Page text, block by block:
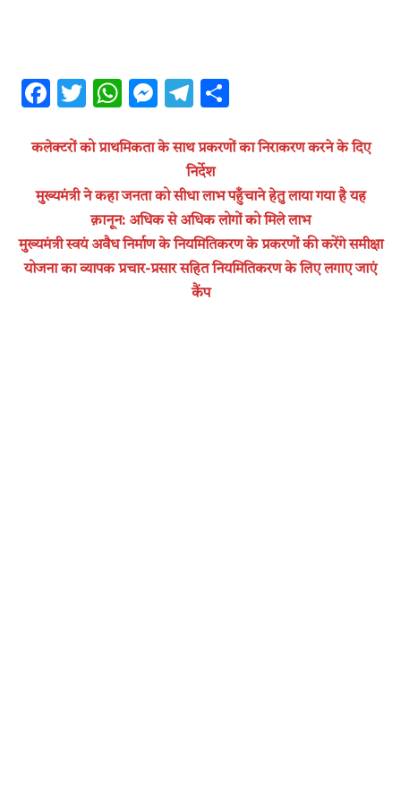
Facebook
Twitter
WhatsApp
Messenger
Telegram
कलेक्टरों को प्राथमिकता के साथ प्रकरणों का निराकरण करने के दिए
निर्देश
मुख्यमंत्री ने कहा जनता को सीधा लाभ पहुँचाने हेतु लाया गया है यह
क़ानून: अधिक से अधिक लोगों को मिले लाभ
मुख्यमंत्री स्वयं अवैध निर्माण के नियमितिकरण के प्रकरणों की करेंगे समीक्षा
योजना का व्यापक प्रचार-प्रसार सहित नियमितिकरण के लिए लगाए जाएं
कैंप